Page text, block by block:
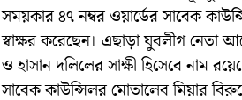
সময়কার ৪৭ নম্বর ওয়ার্ডের সাবেক
স্বাক্ষর করেছেন। এছাড়া যুবলীগ
ও হাসান দলিলের সাক্ষী হিসেবে নাম
সাবেক কাউন্সিলর মোতালেব মিয়ার